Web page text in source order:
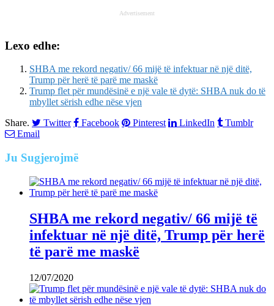
Advertisement
Lexo edhe:
SHBA me rekord negativ/ 66 mijë të infektuar në një ditë,
Trump për herë të parë me maskë
Trump flet për mundësinë e një vale të dytë: SHBA nuk do të
mbyllet sërish edhe nëse vjen
Share.
Twitter Facebook Pinterest LinkedIn
Tumblr
Email
Ju Sugjerojmë
SHBA me rekord negativ/ 66 mijë të
infektuar në një ditë, Trump për herë
të parë me maskë
12/07/2020